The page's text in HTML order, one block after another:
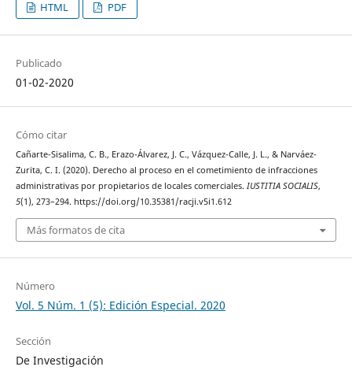
HTML PDF
Publicado
01-02-2020
Cómo citar
Cañarte-Sisalima, C. B., Erazo-Álvarez, J. C., Vázquez-Calle, J. L., & Narváez-
Zurita, C. I. (2020). Derecho al proceso en el cometimiento de infracciones
administrativas por propietarios de locales comerciales. IUSTITIA SOCIALIS,
5(1), 273–294. https://doi.org/10.35381/racji.v5i1.612
Más formatos de cita
Número
Vol. 5 Núm. 1 (5): Edición Especial. 2020
Sección
De Investigación